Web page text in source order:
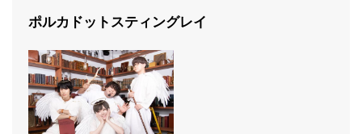
ポルカドットスティングレイ